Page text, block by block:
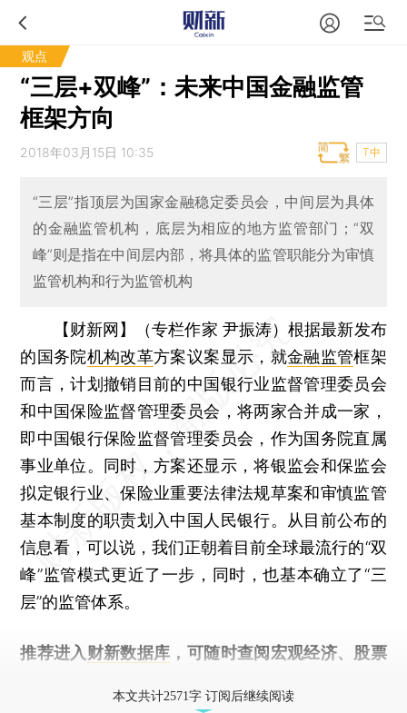
观点
“三层+双峰”：未来中国金融监管
框架方向
2018年03月15日 10:35 T中
“三层”指顶层为国家金融稳定委员会，中间层为具体
的金融监管机构，底层为相应的地方监管部门；“双
峰”则是指在中间层内部，将具体的监管职能分为审慎
监管机构和行为监管机构
【财新网】（专栏作家 尹振涛）根据最新发布
的国务院机构改革方案议案显示，就金融监管框架
而言，计划撤销目前的中国银行业监督管理委员会
和中国保险监督管理委员会，将两家合并成一家，
即中国银行保险监督管理委员会，作为国务院直属
事业单位。同时，方案还显示，将银监会和保监会
拟定银行业、保险业重要法律法规草案和审慎监管
基本制度的职责划入中国人民银行。从目前公布的
信息看，可以说，我们正朝着目前全球最流行的“双
峰”监管模式更近了一步，同时，也基本确立了“三
层”的监管体系。
推荐进入 财新数据库 ，可随时查阅宏观经济、股票
本文共计2571字 订阅后继续阅读